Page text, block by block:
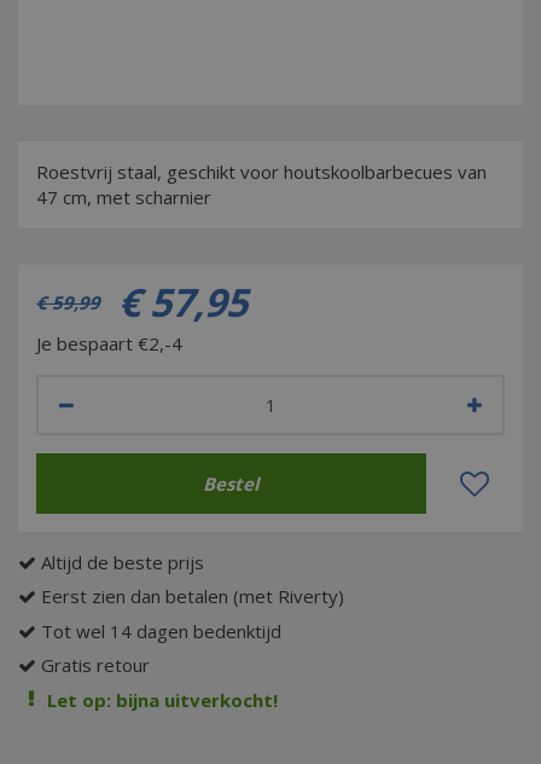
Roestvrij staal, geschikt voor houtskoolbarbecues van
47 cm, met scharnier
€ 59,99 € 57,95
Je bespaart €2,-4
Altijd de beste prijs
Eerst zien dan betalen (met Riverty)
Tot wel 14 dagen bedenktijd
Gratis retour
Let op: bijna uitverkocht!